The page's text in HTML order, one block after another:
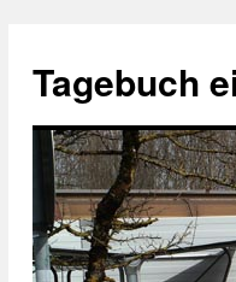
Tagebuch